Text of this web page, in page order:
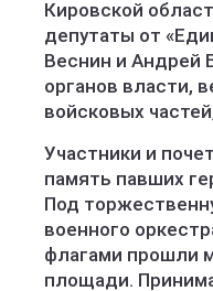
Кировской
депутаты от
Веснин и Андрей
органов власти,
войсковых
Участники и
память павших
Под
военного
флагами прошли
площади.